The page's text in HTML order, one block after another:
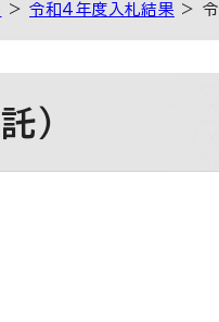
>令和4年度入札結果 > 令
）